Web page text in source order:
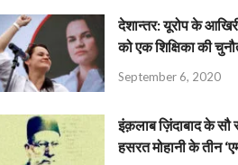
देशान्‍तर: यूरोप के
को एक शिक्षिका की
September 6, 2020
इंक़लाब ज़िंदाबाद के
हसरत मोहानी के तीन